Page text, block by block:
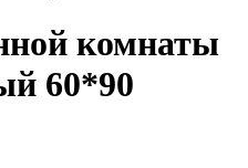
комнаты
60*90